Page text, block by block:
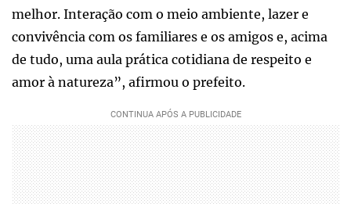
melhor. Interação com o meio ambiente, lazer e
convivência com os familiares e os amigos e, acima
de tudo, uma aula prática cotidiana de respeito e
amor à natureza”, afirmou o prefeito.